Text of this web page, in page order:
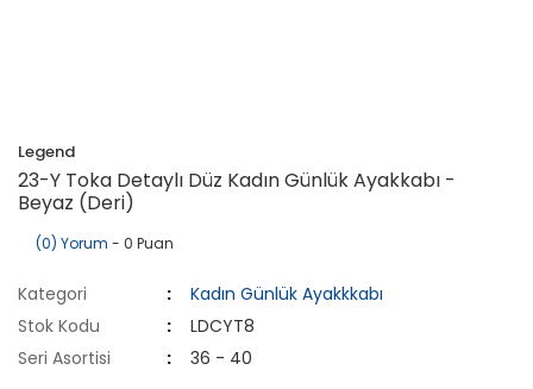
Legend
23-Y Toka Detaylı Düz Kadın Günlük Ayakkabı -
Beyaz (Deri)
(0) Yorum - 0 Puan
Kategori
Kadın Günlük Ayakkkabı
Stok Kodu
LDCYT8
Seri Asortisi
36 - 40